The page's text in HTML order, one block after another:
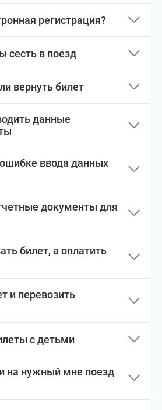
регистрация?
сесть в поезд
вернуть билет
данные
ввода данных
документы для
билет, а оплатить
и перевозить
с детьми
на нужный мне поезд